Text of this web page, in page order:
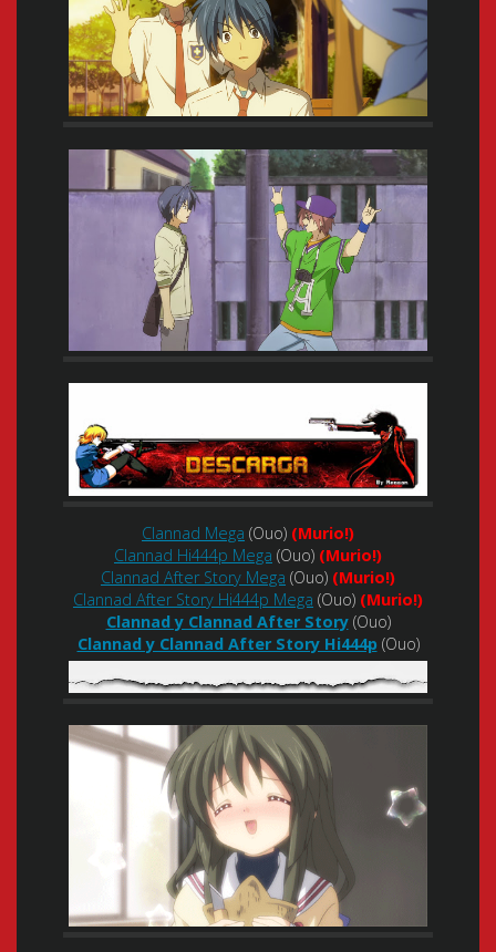
Clannad Mega (Ouo) (Murio!)
Clannad Hi444p Mega (Ouo) (Murio!)
Clannad After Story Mega (Ouo) (Murio!)
Clannad After Story Hi444p Mega (Ouo) (Murio!)
Clannad y Clannad After Story(Ouo)
Clannad y Clannad After Story Hi444p (Ouo)